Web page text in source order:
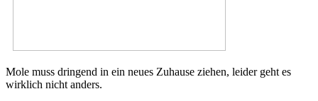
Mole muss dringend in ein neues Zuhause ziehen, leider geht es
wirklich nicht anders.